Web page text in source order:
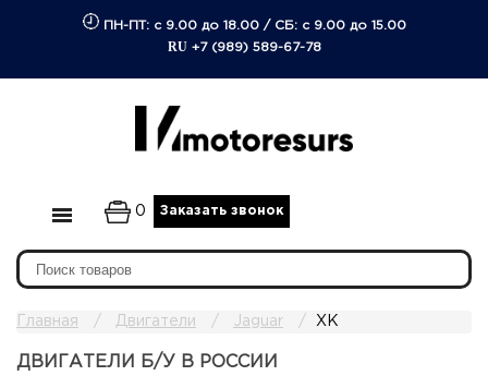
ПН-ПТ: с 9.00 до 18.00/ СБ: с 9.00 до 15.00
RU +7 (989) 589-67-78
0 Заказать звонок
Главная Двигатели Jaguar XK
ДВИГАТЕЛИ Б/У В РОССИИ